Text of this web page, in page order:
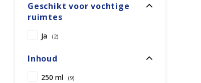
Geschikt voor vochtige
ruimtes
Ja (2)
Inhoud
250 ml (9)